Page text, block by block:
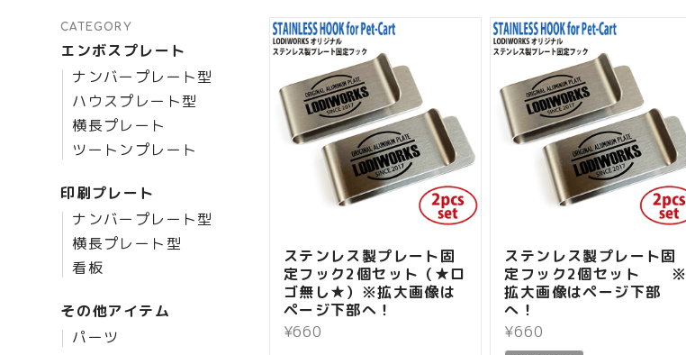
ステンレス製プレート固
定フック2個セット（★ロ
ゴ無し★）※拡大画像は
ページ下部へ！
¥660
ステンレス製プレート固
定フック2個セット ※
拡大画像はページ下部
へ！
¥660
CATEGORY
エンボスプレート
ナンバープレート型
ハウスプレート型
横長プレート
ツートンプレート
印刷プレート
ナンバープレート型
横長プレート型
看板
その他アイテム
パーツ